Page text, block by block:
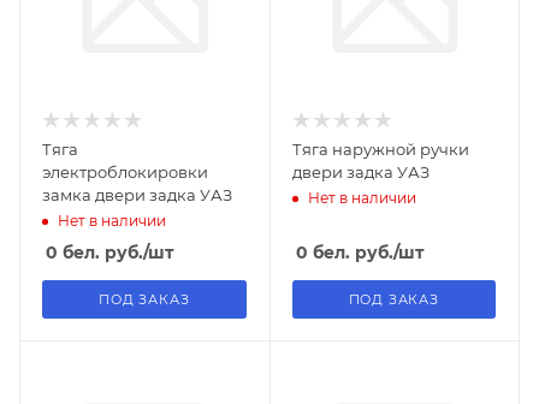
Тяга
электроблокировки
замка двери задка УАЗ
Нет в наличии
0 бел. руб./шт
ПОД ЗАКАЗ
Тяга наружной ручки
двери задка УАЗ
Нет в наличии
0 бел. руб./шт
ПОД ЗАКАЗ